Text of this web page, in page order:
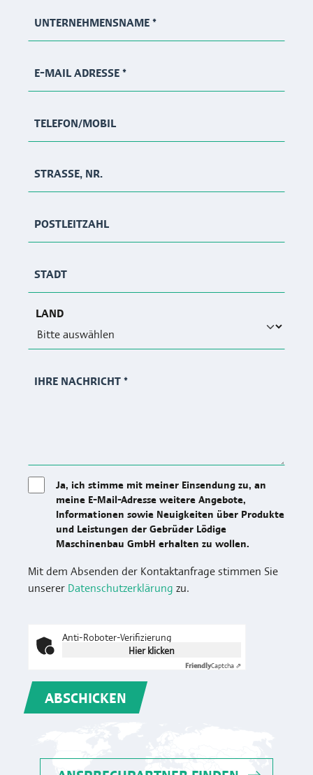
UNTERNEHMENSNAME*
E-MAIL ADRESSE*
TELEFON/MOBIL
STRASSE, NR.
POSTLEITZAHL
STADT
LAND
IHRE NACHRICHT*
Ja, ich stimme mit meiner Einsendung zu, an
meine E-Mail-Adresse weitere Angebote,
Informationen sowie Neuigkeiten über Produkte
und Leistungen der Gebrüder Lödige
Maschinenbau GmbH erhalten zu wollen.
Mit dem Absenden der Kontaktanfrage stimmen Sie
unserer Datenschutzerklärung zu.
Anti-Roboter-Verifizierung
Hier klicken
FriendlyCaptcha ⇗
ABSCHICKEN